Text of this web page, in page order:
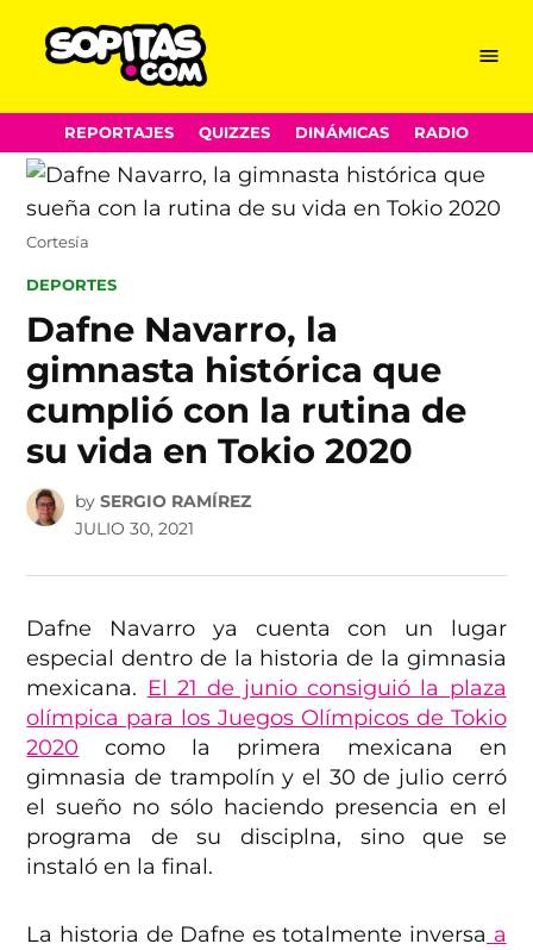
Skip
to
content
Menu
REPORTAJES QUIZZES DINÁMICAS RADIO
Cortesía
POSTED
DEPORTES
Dafne Navarro, la
gimnasta histórica que
cumplió con la rutina de
su vida en Tokio 2020
by SERGIO RAMÍREZ
JULIO 30, 2021
Dafne Navarro ya cuenta con un lugar
especial dentro de la historia de la gimnasia
mexicana. El 21 de junio consiguió la plaza
olímpica para los Juegos Olímpicos de Tokio
2020 como la primera mexicana en
gimnasia de trampolín y el 30 de julio cerró
el sueño no sólo haciendo presencia en el
programa de su disciplna, sino que se
instaló en la final.
La historia de Dafne es totalmente inversa a